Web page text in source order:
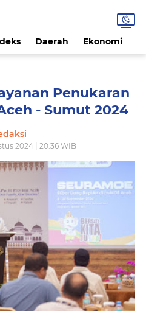
Daerah Ekonomi
Penukaran
- Sumut 2024
2024 | 20.36 WIB